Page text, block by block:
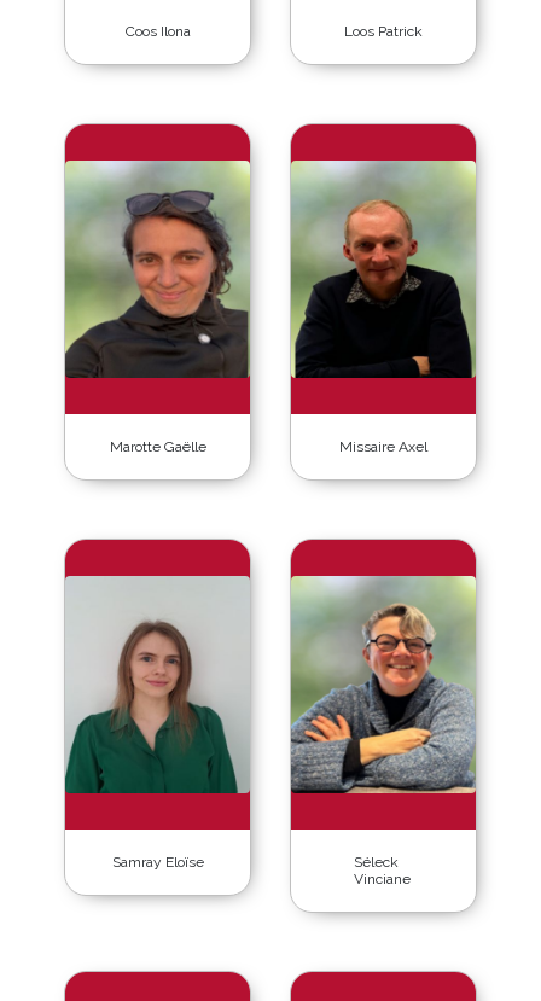
Coos Ilona Loos Patrick
Marotte Gaëlle Missaire Axel
Samray Eloïse
Séleck
Vinciane